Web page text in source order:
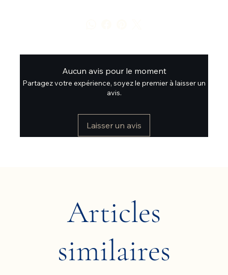
Aucun avis pour le moment
Partagez votre expérience, soyez le premier à laisser un
avis.
Laisser un avis
Articles
similaires